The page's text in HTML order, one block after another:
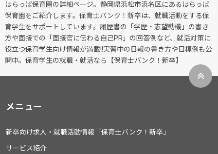
はらっぱ保育園の詳細ページ。静岡県浜松市浜名区にあるはらっぱ
保育園をご紹介します。保育士バンク！新卒は、就職活動をする保
育学生をサポートしています。履歴書の「学歴・志望動機」の書き
方や面接での「面接官に伝わる自己PR」の回答例など、就活対策に
役立つ保育学生向け情報が満載!!実習中の日報の書き方や目標例も公
開中。保育学生の就職・就活なら【保育士バンク！新卒】
メニュー
新卒向け求人・就職活動情報「保育士バンク！新卒」
サービス紹介